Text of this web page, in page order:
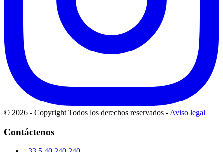
© 2026 - Copyright Todos los derechos reservados - Aviso legal
Contáctenos